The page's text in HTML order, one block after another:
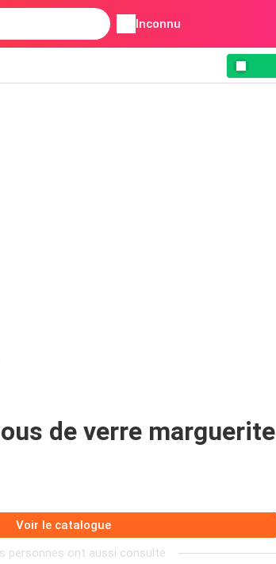
Inconnu
de verre marguerite
Voir le catalogue
personnes ont aussi consulté